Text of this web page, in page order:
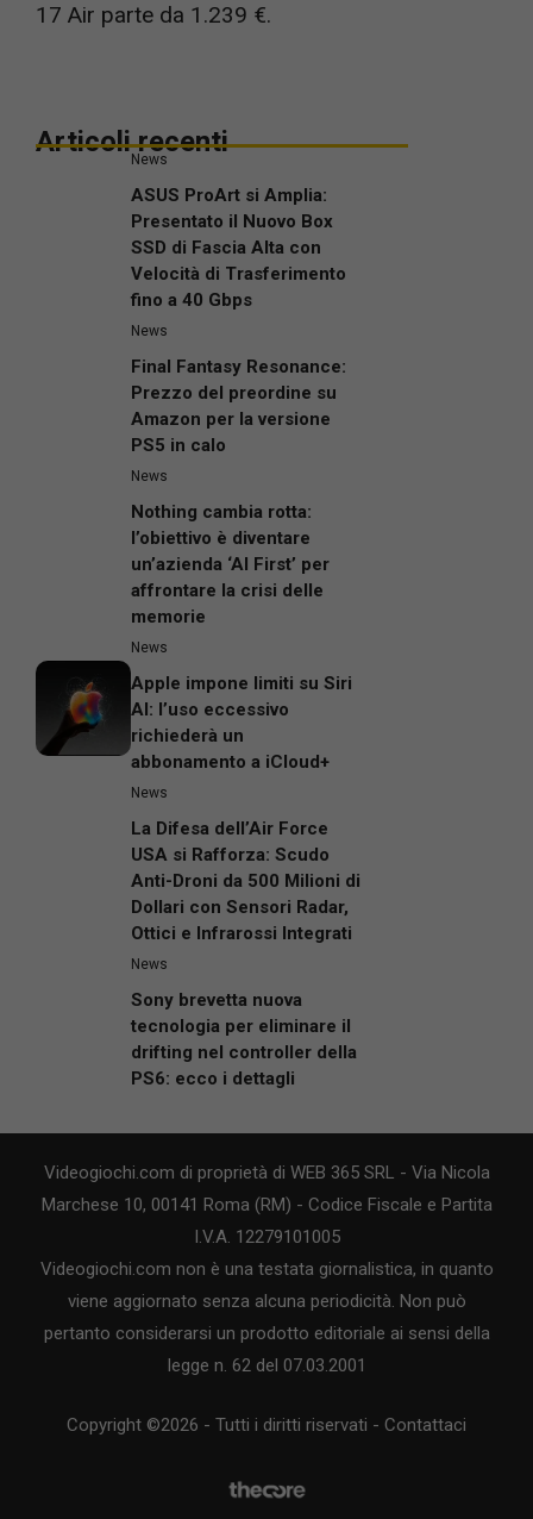
17 Air parte da 1.239 €.
Articoli recenti
News
ASUS ProArt si Amplia:
Presentato il Nuovo Box
SSD di Fascia Alta con
Velocità di Trasferimento
fino a 40 Gbps
News
Final Fantasy Resonance:
Prezzo del preordine su
Amazon per la versione
PS5 in calo
News
Nothing cambia rotta:
l’obiettivo è diventare
un’azienda ‘AI First’ per
affrontare la crisi delle
memorie
News
Apple impone limiti su Siri
AI: l’uso eccessivo
richiederà un
abbonamento a iCloud+
News
La Difesa dell’Air Force
USA si Rafforza: Scudo
Anti-Droni da 500 Milioni di
Dollari con Sensori Radar,
Ottici e Infrarossi Integrati
News
Sony brevetta nuova
tecnologia per eliminare il
drifting nel controller della
PS6: ecco i dettagli
Videogiochi.com di proprietà di WEB 365 SRL - Via Nicola
Marchese 10, 00141 Roma (RM) - Codice Fiscale e Partita
I.V.A. 12279101005
Videogiochi.com non è una testata giornalistica, in quanto
viene aggiornato senza alcuna periodicità. Non può
pertanto considerarsi un prodotto editoriale ai sensi della
legge n. 62 del 07.03.2001
Copyright ©2026 - Tutti i diritti riservati - Contattaci